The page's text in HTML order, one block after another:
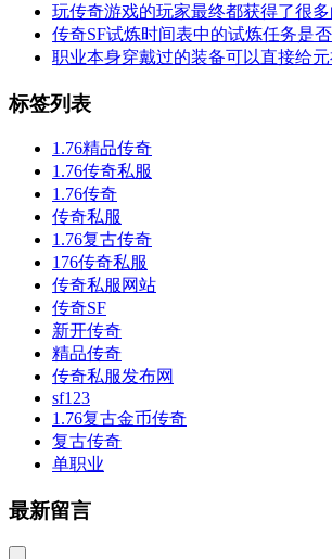
玩传奇游戏的玩家最终都获得了很
传奇SF试炼时间表中的试炼任务是
职业本身穿戴过的装备可以直接给元
标签列表
1.76精品传奇
1.76传奇私服
1.76传奇
传奇私服
1.76复古传奇
176传奇私服
传奇私服网站
传奇SF
新开传奇
精品传奇
传奇私服发布网
sf123
1.76复古金币传奇
复古传奇
单职业
最新留言